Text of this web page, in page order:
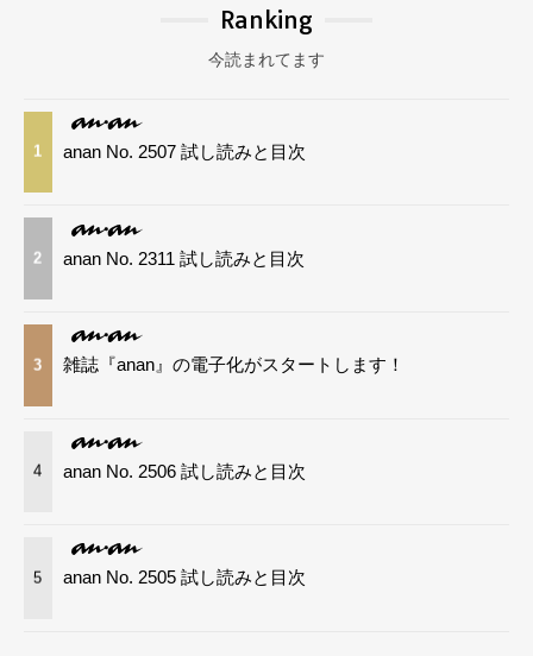
Ranking
今読まれてます
1 anan No. 2507 試し読みと目次
2 anan No. 2311 試し読みと目次
3 雑誌『anan』の電子化がスタートします！
4 anan No. 2506 試し読みと目次
5 anan No. 2505 試し読みと目次